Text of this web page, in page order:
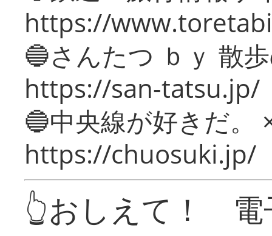
https://
🔵さんたつ ｂｙ 散
https://san-tatsu.jp/
🔵中央線が好きだ。
https://chuosuki.jp/
👆おしえて！ 電